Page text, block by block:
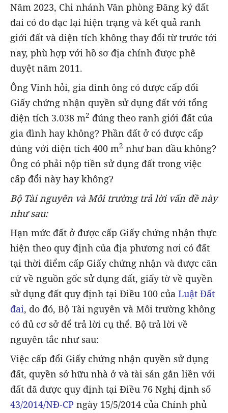
Năm 2023, Chi nhánh Văn phòng Đăng ký đất
đai có đo đạc lại hiện trạng và kết quả ranh
giới đất và diện tích không thay đổi từ trước tới
nay, phù hợp với hồ sơ địa chính được phê
duyệt năm 2011.
Ông Vinh hỏi, gia đình ông có được cấp đổi
Giấy chứng nhận quyền sử dụng đất với tổng
diện tích 3.038 m2 đúng theo ranh giới đất của
gia đình hay không? Phần đất ở có được cấp
đúng với diện tích 400 m2 như ban đầu không?
Ông có phải nộp tiền sử dụng đất trong việc
cấp đổi này hay không?
Bộ Tài nguyên và Môi trường trả lời vấn đề này
như sau:
Hạn mức đất ở được cấp Giấy chứng nhận thực
hiện theo quy định của địa phương nơi có đất
tại thời điểm cấp Giấy chứng nhận và được căn
cứ về nguồn gốc sử dụng đất, giấy tờ về quyền
sử dụng đất quy định tại Điều 100 của Luật Đất
đai, do đó, Bộ Tài nguyên và Môi trường không
có đủ cơ sở để trả lời cụ thể. Bộ trả lời về
nguyên tắc như sau:
Việc cấp đổi Giấy chứng nhận quyền sử dụng
đất, quyền sở hữu nhà ở và tài sản gắn liền với
đất đã được quy định tại Điều 76 Nghị định số
43/2014/NĐ-CP ngày 15/5/2014 của Chính phủ